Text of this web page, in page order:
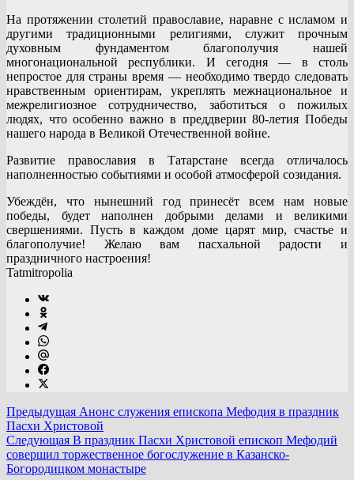
На протяжении столетий православие, наравне с исламом и
другими традиционными религиями, служит прочным
духовным фундаментом благополучия нашей
многонациональной республики. И сегодня — в столь
непростое для страны время — необходимо твердо следовать
нравственным ориентирам, укреплять межнациональное и
межрелигиозное сотрудничество, заботиться о пожилых
людях, что особенно важно в преддверии 80-летия Победы
нашего народа в Великой Отечественной войне.
Развитие православия в Татарстане всегда отличалось
наполненностью событиями и особой атмосферой созидания.
Убеждён, что нынешний год принесёт всем нам новые
победы, будет наполнен добрыми делами и великими
свершениями. Пусть в каждом доме царят мир, счастье и
благополучие! Желаю вам пасхальной радости и
праздничного настроения!
Tatmitropolia
Предыдущая Анонс служения епископа Мефодия в праздник
Пасхи Христовой
Следующая В праздник Пасхи Христовой епископ Мефодий
совершил торжественное богослужение в Казанско-
Богородицком монастыре